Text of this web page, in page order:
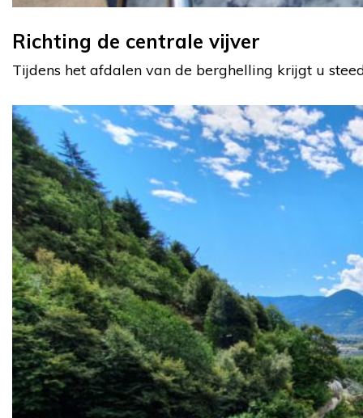
Richting de centrale vijver
Tijdens het afdalen van de berghelling krijgt u